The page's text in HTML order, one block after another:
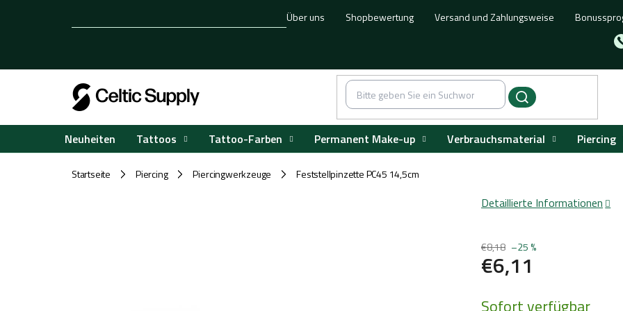
Über uns Shopbewertung Versand und Zahlungsweise
Neuheiten Tattoos Tattoo-Farben Permanent Make-up Verbrauchsmaterial Piercing
Startseite / Piercing / Piercingwerkzeuge / Feststellpinzette PC45 14,5cm
€8,18 –25 %
€6,11
Sofort verfügbar
Detaillierte Informationen